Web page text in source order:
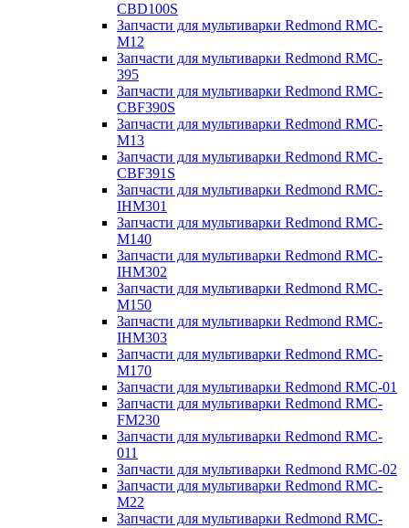
CBD100S
Запчасти для мультиварки Redmond RMC-
M12
Запчасти для мультиварки Redmond RMC-
395
Запчасти для мультиварки Redmond RMC-
CBF390S
Запчасти для мультиварки Redmond RMC-
M13
Запчасти для мультиварки Redmond RMC-
CBF391S
Запчасти для мультиварки Redmond RMC-
IHM301
Запчасти для мультиварки Redmond RMC-
M140
Запчасти для мультиварки Redmond RMC-
IHM302
Запчасти для мультиварки Redmond RMC-
M150
Запчасти для мультиварки Redmond RMC-
IHM303
Запчасти для мультиварки Redmond RMC-
M170
Запчасти для мультиварки Redmond RMC-01
Запчасти для мультиварки Redmond RMC-
FM230
Запчасти для мультиварки Redmond RMC-
011
Запчасти для мультиварки Redmond RMC-02
Запчасти для мультиварки Redmond RMC-
M22
Запчасти для мультиварки Redmond RMC-